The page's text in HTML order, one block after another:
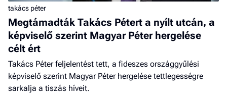
takács péter
Megtámadták Takács Pétert a nyílt utcán, a
képviselő szerint Magyar Péter hergelése
célt ért
Takács Péter feljelentést tett, a fideszes országgyűlési
képviselő szerint Magyar Péter hergelése tettlegességre
sarkalja a tiszás híveit.